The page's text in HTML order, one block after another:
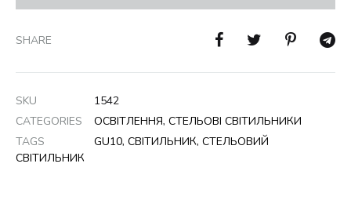
SHARE
SKU
1542
CATEGORIES
ОСВІТЛЕННЯ, СТЕЛЬОВІ СВІТИЛЬНИКИ
TAGS
GU10, СВІТИЛЬНИК, СТЕЛЬОВИЙ
СВІТИЛЬНИК